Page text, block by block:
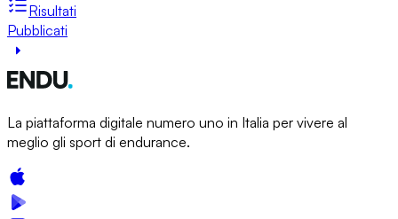
Risultati
Pubblicati
La piattaforma digitale numero uno in Italia per vivere al
meglio gli sport di endurance.